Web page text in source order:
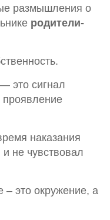
размышления о
родители-
— это сигнал
проявление
наказания
не чувствовал
это окружение, а